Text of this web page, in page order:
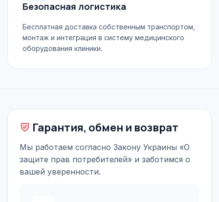
Безопасная логистика
Бесплатная доставка собственным транспортом,
монтаж и интеграция в систему медицинского
оборудования клиники.
Гарантия, обмен и возврат
Мы работаем согласно Закону Украины «О
защите прав потребителей» и заботимся о
вашей уверенности.